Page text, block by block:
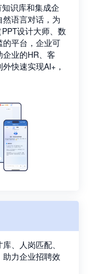
识库和集成企
语言对话，为
设计大师、数
平台，企业可
业的HR、客
快速实现AI+，
、人岗匹配、
力企业招聘效